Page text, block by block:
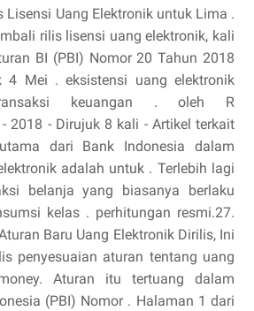
Lisensi Uang Elektronik untuk Lima .
rilis lisensi uang elektronik, kali
BI (PBI) Nomor 20 Tahun 2018
4 Mei . eksistensi uang elektronik
keuangan . oleh R
‎2018 - ‎Dirujuk 8 kali - ‎Artikel terkait
dari Bank Indonesia dalam
adalah untuk . Terlebih lagi
belanja yang biasanya berlaku
kelas . perhitungan resmi.27.
Baru Uang Elektronik Dirilis, Ini
penyesuaian aturan tentang uang
Aturan itu tertuang dalam
(PBI) Nomor . Halaman 1 dari